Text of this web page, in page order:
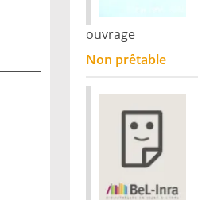
ouvrage
Non prêtable